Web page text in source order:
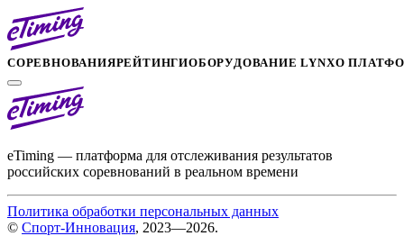
СОРЕВНОВАНИЯРЕЙТИНГИОБОРУДОВАНИЕ LYNXО
eTiming — платформа для отслеживания результатов
российских соревнований в реальном времени
Политика обработки персональных данных
© Спорт-Инновация, 2023—2026.